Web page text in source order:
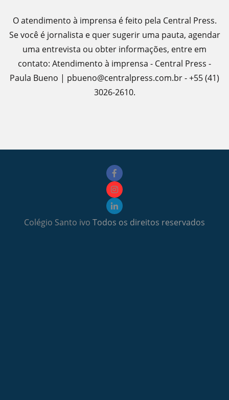
O atendimento à imprensa é feito pela Central Press.
Se você é jornalista e quer sugerir uma pauta, agendar
uma entrevista ou obter informações, entre em
contato: Atendimento à imprensa - Central Press -
Paula Bueno | pbueno@centralpress.com.br - +55 (41)
3026-2610.
Colégio Santo ivo Todos os direitos reservados